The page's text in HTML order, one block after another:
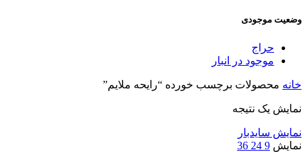
وضعیت موجودی
حراج
موجود در انبار
خانه محصولات برچسب خورده “رایحه ملایم”
نمایش یک نتیجه
نمایش سایدبار
نمایش 9
24
36